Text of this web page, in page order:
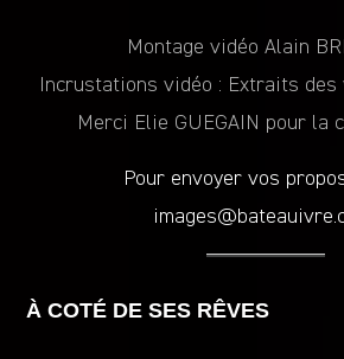
Montage vidéo Alain
Incrustations vidéo : Extraits
Merci Elie GUEGAIN pour la
Pour envoyer vos
À COTÉ DE SES RÊVES